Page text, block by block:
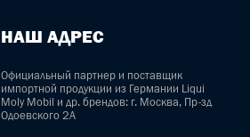
НАШ АДРЕС
Официальный партнер и поставщик
импортной продукции из Германии Liqui
Moly Mobil и др. брендов: г. Москва, Пр-зд
Одоевского 2А